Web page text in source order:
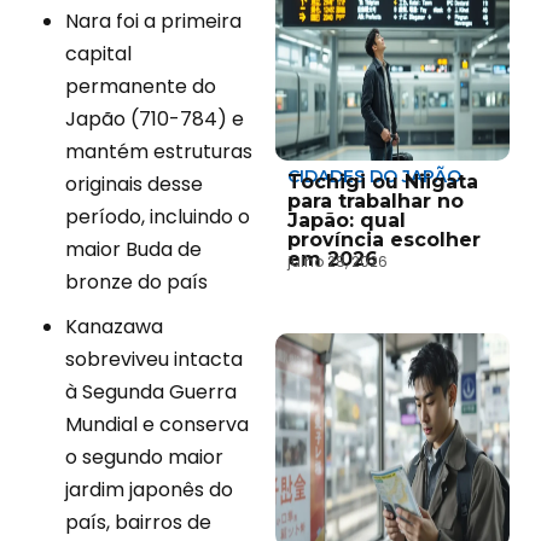
Nara foi a primeira
capital
permanente do
Japão (710-784) e
mantém estruturas
originais desse
período, incluindo o
maior Buda de
bronze do país
Kanazawa
sobreviveu intacta
à Segunda Guerra
Mundial e conserva
o segundo maior
jardim japonês do
país, bairros de
CIDADES DO JAPÃO
Tochigi ou Niigata
para trabalhar no
Japão: qual
província escolher
em 2026
julho 28, 2026